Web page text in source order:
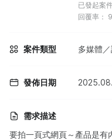
已發起案
回覆率：
案件類型 多媒體
發佈日期
需求描述
要拍一頁式網頁～產品是有